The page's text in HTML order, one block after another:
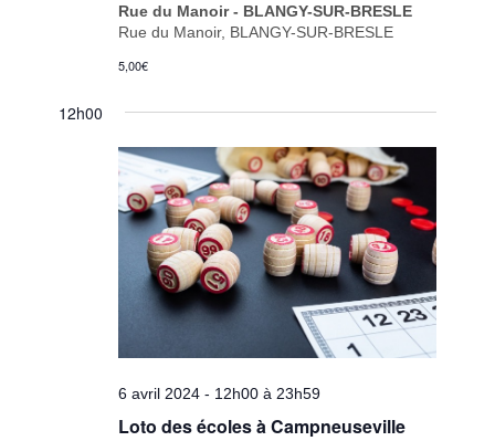
Rue du Manoir - BLANGY-SUR-BRESLE
Rue du Manoir, BLANGY-SUR-BRESLE
5,00€
12h00
6 avril 2024 - 12h00 à23h59
Loto des écoles à Campneuseville